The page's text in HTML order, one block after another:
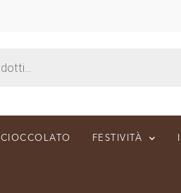
CIOCCOLATO FESTIVITÀ